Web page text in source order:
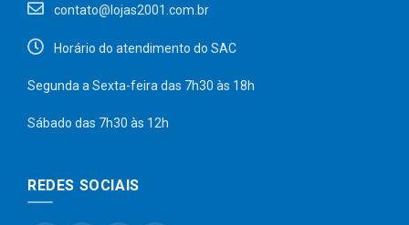
contato@lojas2001.com.br
Horário do atendimento do SAC
Segunda a Sexta-feira das 7h30 às 18h
Sábado das 7h30 às 12h
REDES SOCIAIS